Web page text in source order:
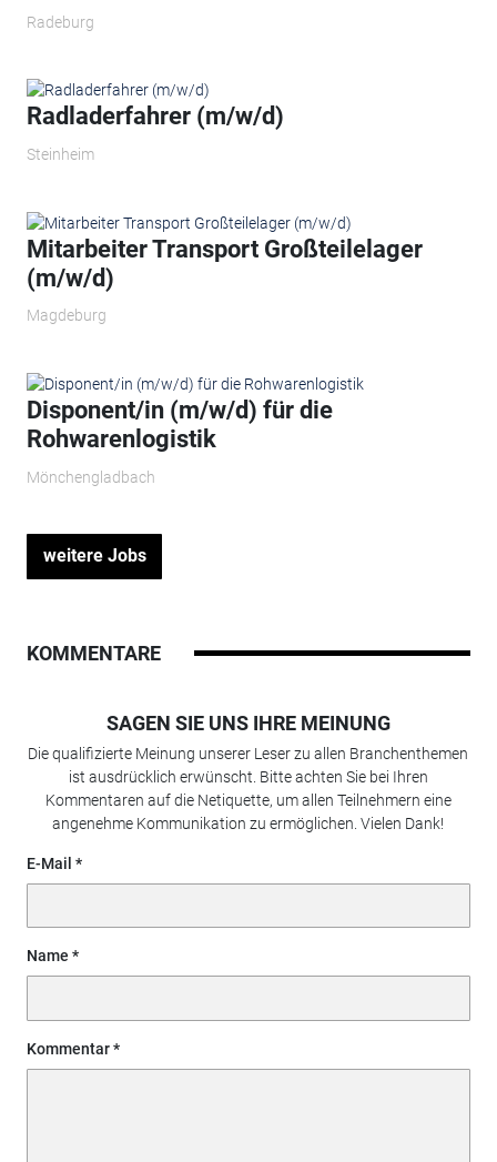
Radeburg
Radladerfahrer (m/w/d)
Steinheim
Mitarbeiter Transport Großteilelager
(m/w/d)
Magdeburg
Disponent/in (m/w/d) für die
Rohwarenlogistik
Mönchengladbach
weitere Jobs
KOMMENTARE
SAGEN SIE UNS IHRE MEINUNG
Die qualifizierte Meinung unserer Leser zu allen Branchenthemen
ist ausdrücklich erwünscht. Bitte achten Sie bei Ihren
Kommentaren auf die Netiquette, um allen Teilnehmern eine
angenehme Kommunikation zu ermöglichen. Vielen Dank!
E-Mail
Name
Kommentar